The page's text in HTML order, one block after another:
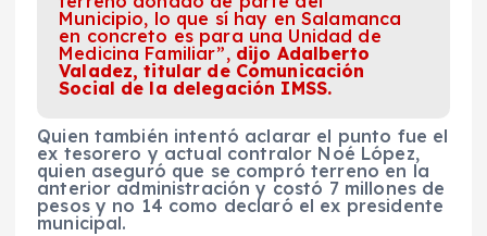
Municipio, lo que sí hay en Salamanca
en concreto es para una Unidad de
Medicina Familiar”, dijo Adalberto
Valadez, titular de Comunicación
Social de la delegación IMSS.
Quien también intentó aclarar el punto fue el
ex tesorero y actual contralor Noé López,
quien aseguró que se compró terreno en la
anterior administración y costó 7 millones de
pesos y no 14 como declaró el ex presidente
municipal.